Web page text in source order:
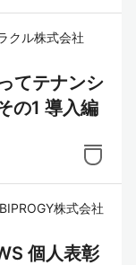
クル株式会社
てテナンシ
の1 導入編
BIPROGY株式会社
個人表彰